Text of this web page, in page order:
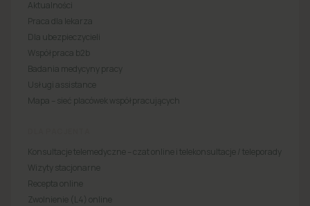
Aktualności
Praca dla lekarza
Dla ubezpieczycieli
Współpraca b2b
Badania medycyny pracy
Usługi assistance
Mapa – sieć placówek współpracujących
Konsultacje telemedyczne – czat online i telekonsultacje / teleporady
Wizyty stacjonarne
Recepta online
Zwolnienie (L4) online